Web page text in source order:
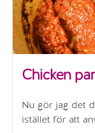
Chicken
Nu gör jag det
istället för att